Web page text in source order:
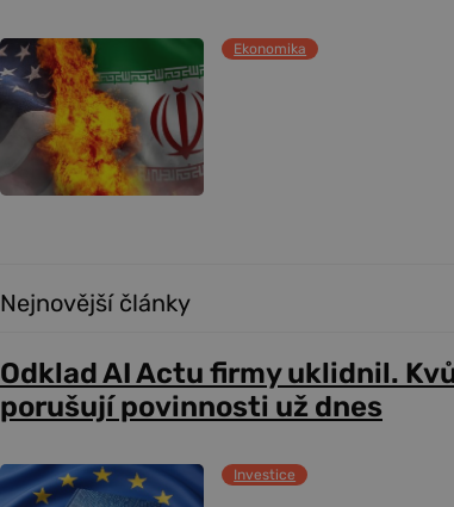
Ekonomika
Nejnovější články
Odklad AI Actu firmy uklidnil.
porušují povinnosti už dnes
Investice